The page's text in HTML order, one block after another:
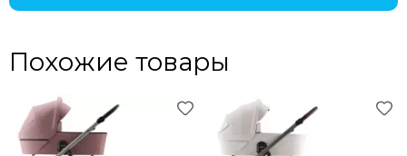
Похожие товары